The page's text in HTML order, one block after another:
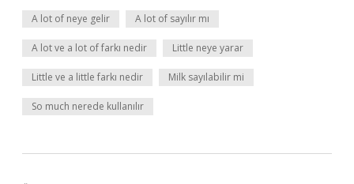
A lot of neye gelir A lot of sayılır mı
A lot ve a lot of farkı nedir Little neye yarar
Little ve a little farkı nedir Milk sayılabilir mi
So much nerede kullanılır